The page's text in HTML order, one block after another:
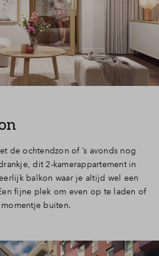
de ochtendzon of ’s avonds nog
dit 2-kamerappartement in
balkon waar je altijd wel een
fijne plek om even op te laden of
buiten.